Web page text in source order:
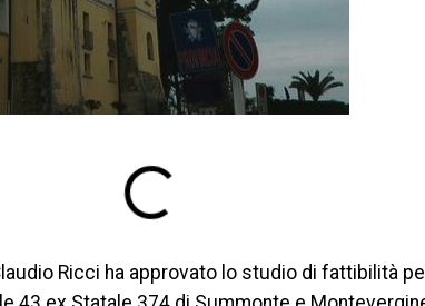
Ricci ha approvato lo studio di fattibilità